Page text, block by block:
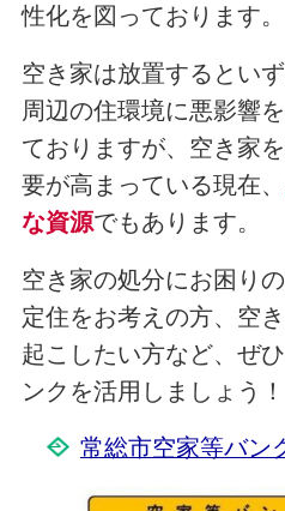
性化を図っております。
空き家は放置するとい
周辺の住環境に悪影響
ておりますが、空き家
要が高まっている現在、
な資源でもあります。
空き家の処分にお困り
定住をお考えの方、空
起こしたい方など、ぜ
ンクを活用しましょう！
常総市空家等バン